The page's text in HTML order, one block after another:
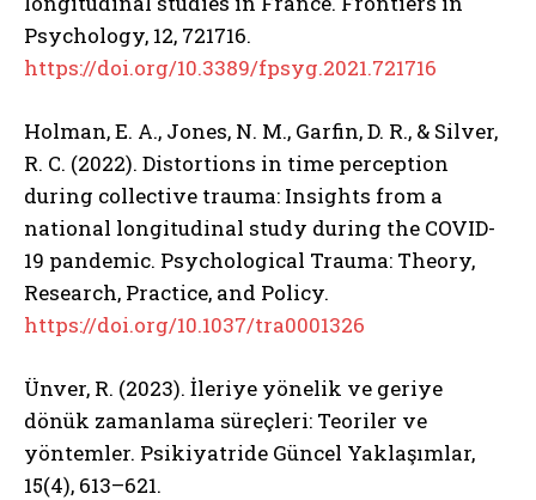
Gizlilik politikasınıokudum, onaylıyorum.
Psychology, 12, 721716.
https://doi.org/10.3389/fpsyg.2021.721716
Holman, E. A., Jones, N. M., Garfin, D. R., & Silver,
R. C. (2022). Distortions in time perception
during collective trauma: Insights from a
national longitudinal study during the COVID-
19 pandemic. Psychological Trauma: Theory,
Research, Practice, and Policy.
https://doi.org/10.1037/tra0001326
Ünver, R. (2023). İleriye yönelik ve geriye
dönük zamanlama süreçleri: Teoriler ve
yöntemler. Psikiyatride Güncel Yaklaşımlar,
15(4), 613–621.